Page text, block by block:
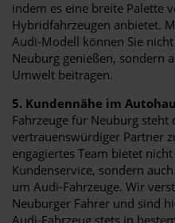
indem es eine breite Palette
Hybridfahrzeugen anbietet.
Audi-Modell können Sie
Neuburg genießen, sondern
Umwelt beitragen.
5. Kundennähe im
Fahrzeuge für Neuburg steht
vertrauenswürdiger Partner
engagiertes Team bietet
Kundenservice, sondern
um Audi-Fahrzeuge. Wir
Neuburger Fahrer und sind
Audi-Fahrzeug stets in